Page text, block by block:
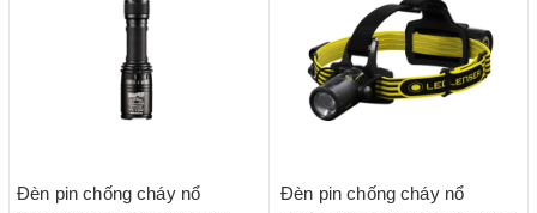
Đèn pin chống cháy nổ
Đèn pin chống cháy nổ